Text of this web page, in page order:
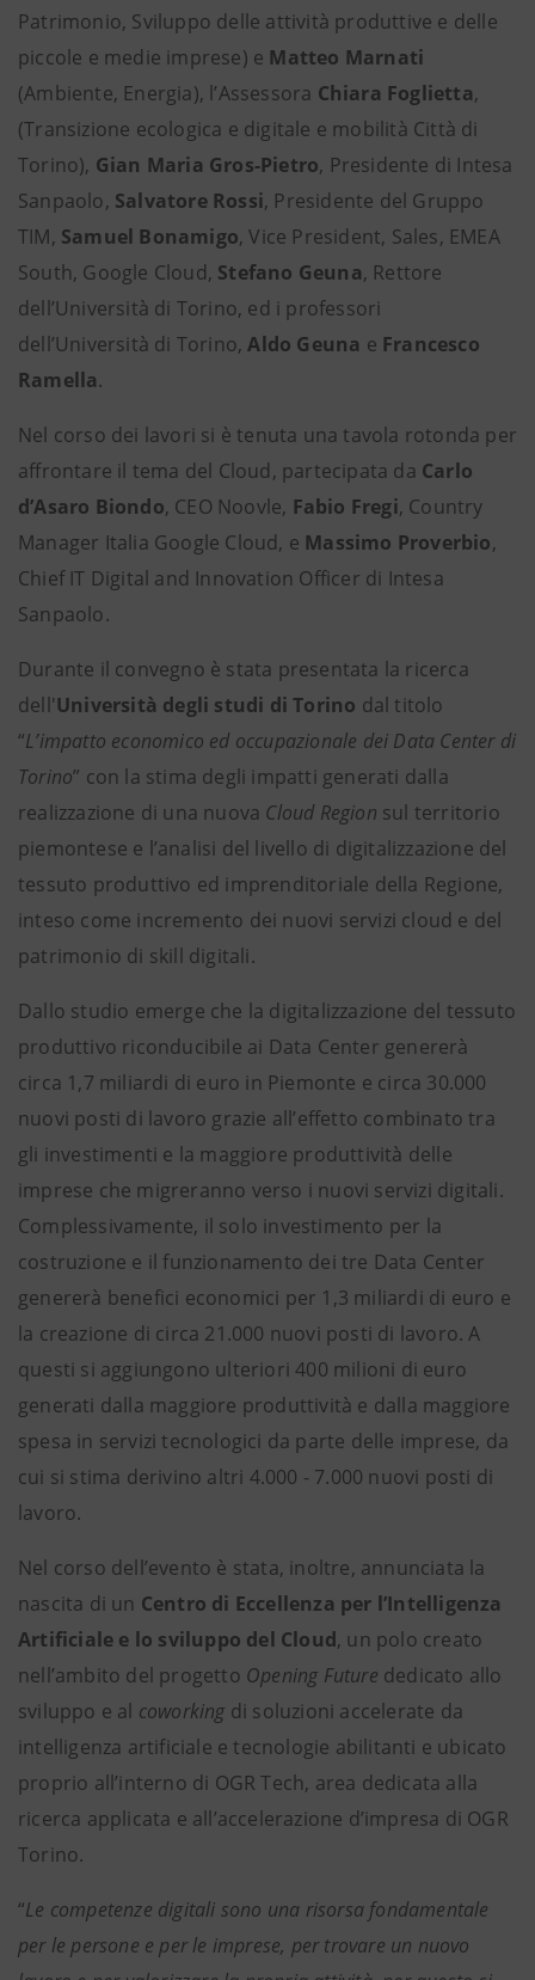
Patrimonio, Sviluppo delle attività produttive e delle
piccole e medie imprese) e Matteo Marnati
(Ambiente, Energia), l’Assessora Chiara Foglietta,
(Transizione ecologica e digitale e mobilità Città di
Torino), Gian Maria Gros-Pietro, Presidente di Intesa
Sanpaolo, Salvatore Rossi, Presidente del Gruppo
TIM, Samuel Bonamigo, Vice President, Sales, EMEA
South, Google Cloud, Stefano Geuna, Rettore
dell’Università di Torino, ed i professori
dell’Università di Torino,Aldo Geuna e Francesco
Ramella.
Nel corso dei lavori si è tenuta una tavola rotonda per
affrontare il tema del Cloud, partecipata da Carlo
d’Asaro Biondo, CEO Noovle, Fabio Fregi, Country
Manager Italia Google Cloud, e Massimo Proverbio,
Chief IT Digital and Innovation Officer di Intesa
Sanpaolo.
Durante il convegno è stata presentata la ricerca
dell'Università degli studi di Torino dal titolo
“L’impatto economico ed occupazionale dei Data Center di
Torino” con la stima degli impatti generati dalla
realizzazione di una nuova Cloud Region sul territorio
piemontese e l’analisi del livello di digitalizzazione del
tessuto produttivo ed imprenditoriale della Regione,
inteso come incremento dei nuovi servizi cloud e del
patrimonio di skill digitali.
Dallo studio emerge che la digitalizzazione del tessuto
produttivo riconducibile ai Data Center genererà
circa 1,7 miliardi di euro in Piemonte e circa 30.000
nuovi posti di lavoro grazie all’effetto combinato tra
gli investimenti e la maggiore produttività delle
imprese che migreranno verso i nuovi servizi digitali.
Complessivamente, il solo investimento per la
costruzione e il funzionamento dei tre Data Center
genererà benefici economici per 1,3 miliardi di euro e
la creazione di circa 21.000 nuovi posti di lavoro. A
questi si aggiungono ulteriori 400 milioni di euro
generati dalla maggiore produttività e dalla maggiore
spesa in servizi tecnologici da parte delle imprese, da
cui si stima derivino altri 4.000 - 7.000 nuovi posti di
lavoro.
Nel corso dell’evento è stata, inoltre, annunciata la
nascita di un Centro di Eccellenza per l’Intelligenza
Artificiale e lo sviluppo del Cloud, un polo creato
nell’ambito del progetto Opening Future dedicato allo
sviluppo e al coworking di soluzioni accelerate da
intelligenza artificiale e tecnologie abilitanti e ubicato
proprio all’interno di OGR Tech, area dedicata alla
ricerca applicata e all’accelerazione d’impresa di OGR
Torino.
“Le competenze digitali sono una risorsa fondamentale
per le persone e per le imprese, per trovare un nuovo